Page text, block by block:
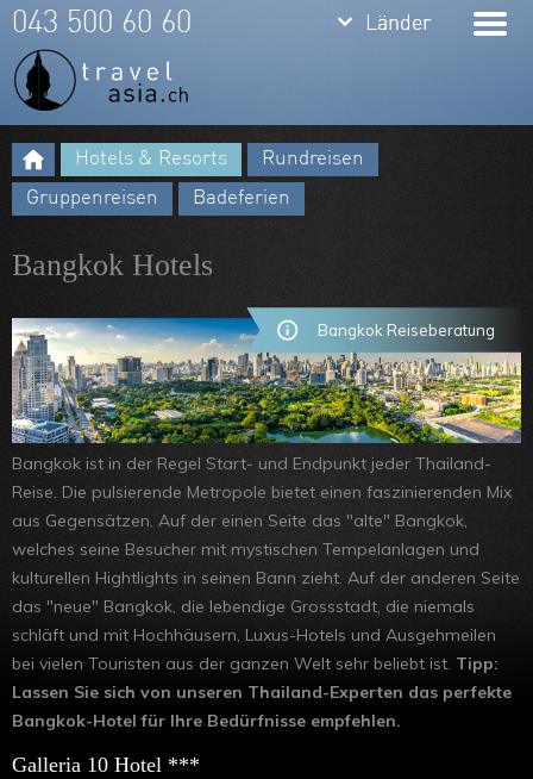
Meine Favoriten
Team
Über uns
Feedbacks
Kontakt
ARVB
keyboard_arrow_down Länder
Indonesien
Kambodscha
Burma
Philippinen
Malaysia
Singapore
Hongkong
keyboard_arrow_down Länder
043 500 60 60
Hotels & Resorts
Rundreisen
Gruppenreisen
Badeferien
Bangkok Hotels
Bangkok Reiseberatung
Bangkok ist in der Regel Start- und Endpunkt jeder Thailand-
Reise. Die pulsierende Metropole bietet einen faszinierenden Mix
aus Gegensätzen. Auf der einen Seite das "alte" Bangkok,
welches seine Besucher mit mystischen Tempelanlagen und
kulturellen Hightlights in seinen Bann zieht. Auf der anderen Seite
das "neue" Bangkok, die lebendige Grossstadt, die niemals
schläft und mit Hochhäusern, Luxus-Hotels und Ausgehmeilen
bei vielen Touristen aus der ganzen Welt sehr beliebt ist. Tipp:
Lassen Sie sich von unseren Thailand-Experten das perfekte
Bangkok-Hotel für Ihre Bedürfnisse empfehlen.
Galleria 10 Hotel ***